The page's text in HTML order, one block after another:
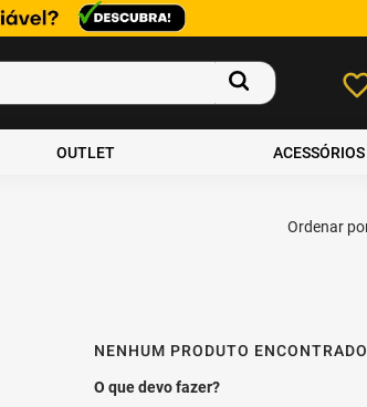
OUTLET ACESSÓRIOS
NENHUM PRODUTO ENCONTRADO